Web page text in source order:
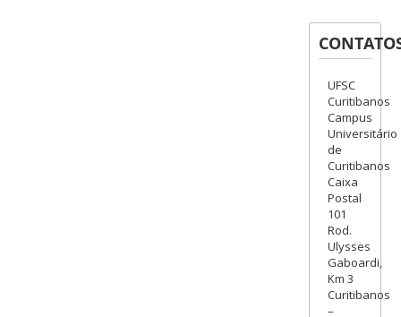
UFSC
Curitibanos
Campus
Universitário
de
Curitibanos
Caixa
Postal
101
Rod.
Ulysses
Gaboardi,
Km 3
Curitibanos
–